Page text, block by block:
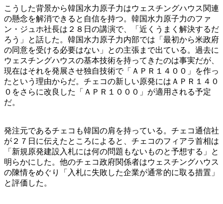
こうした背景から韓国水力原子力はウェスチングハウス関連
の懸念を解消できると自信を持つ。韓国水力原子力のファ
ン・ジュホ社長は２８日の講演で、「近くうまく解決するだ
ろう」と話した。韓国水力原子力内部では「最初から米政府
の同意を受ける必要はない」との主張まで出ている。過去に
ウェスチングハウスの基本技術を持ってきたのは事実だが、
現在はそれを発展させ独自技術で「ＡＰＲ１４００」を作っ
たという理由からだ。チェコの新しい原発にはＡＰＲ１４０
０をさらに改良した「ＡＰＲ１０００」が適用される予定
だ。
発注元であるチェコも韓国の肩を持っている。チェコ通信社
が２７日に伝えたところによると、チェコのフィアラ首相は
「新規原発建設入札には何の問題もないものと予想する」と
明らかにした。他のチェコ政府関係者はウェスチングハウス
の陳情をめぐり「入札に失敗した企業が通常的に取る措置」
と評価した。